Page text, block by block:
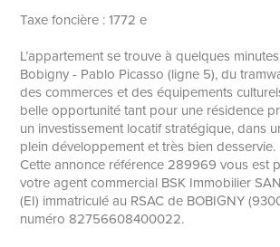
Taxe foncière : 1772 e
L’appartement se trouve à quelques
Bobigny - Pablo Picasso (ligne 5), du
des commerces et des équipements
belle opportunité tant pour une résidence
un investissement locatif stratégique, dans
plein développement et très bien desservie.
Cette annonce référence 289969 vous est
votre agent commercial BSK Immobilier
(EI) immatriculé au RSAC de BOBIGNY
numéro 82756608400022.